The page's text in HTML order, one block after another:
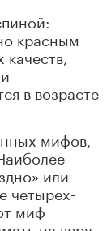
красным
в возрасте
мифов,
или
четырех-
миф